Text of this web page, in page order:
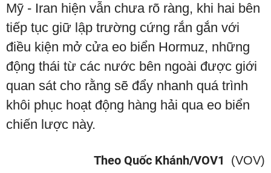
Mỹ - Iran hiện vẫn chưa rõ ràng, khi hai bên
tiếp tục giữ lập trường cứng rắn gắn với
điều kiện mở cửa eo biển Hormuz, những
động thái từ các nước bên ngoài được giới
quan sát cho rằng sẽ đẩy nhanh quá trình
khôi phục hoạt động hàng hải qua eo biển
chiến lược này.
Theo Quốc Khánh/VOV1 (VOV)